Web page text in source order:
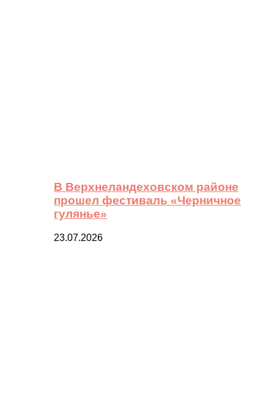
В Верхнеландеховском районе
прошел фестиваль «Черничное
гулянье»
23.07.2026